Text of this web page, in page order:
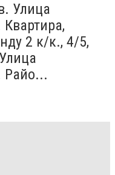
Улица
2 к/к., 4/5,
Райо...